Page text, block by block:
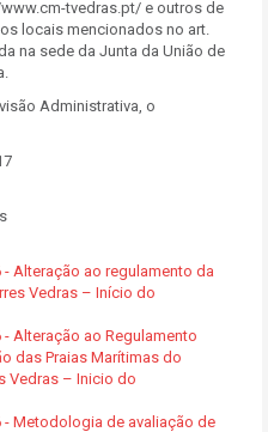
tvedras.pt/ e outros de
locais mencionados no art.
na sede da Junta da União de
Administrativa, o
- Alteração ao regulamento da
Vedras – Início do
- Alteração ao Regulamento
das Praias Marítimas do
Vedras – Inicio do
- Metodologia de avaliação de